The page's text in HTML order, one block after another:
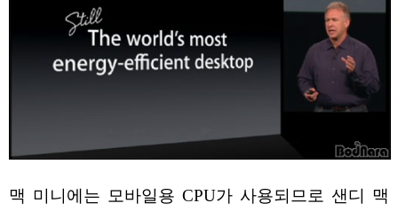
맥 미니에는 모바일용 CPU가 사용되므로 샌디 맥